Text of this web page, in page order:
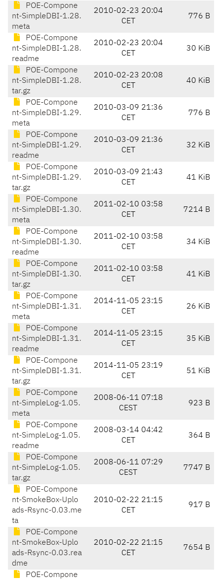
POE-Compone
nt-SimpleDBI-1.28.
meta
2010-02-23 20:04
CET
776 B
POE-Compone
nt-SimpleDBI-1.28.
readme
2010-02-23 20:04
CET
30 KiB
POE-Compone
nt-SimpleDBI-1.28.
tar.gz
2010-02-23 20:08
CET
40 KiB
POE-Compone
nt-SimpleDBI-1.29.
meta
2010-03-09 21:36
CET
776 B
POE-Compone
nt-SimpleDBI-1.29.
readme
2010-03-09 21:36
CET
32 KiB
POE-Compone
nt-SimpleDBI-1.29.
tar.gz
2010-03-09 21:43
CET
41 KiB
POE-Compone
nt-SimpleDBI-1.30.
meta
2011-02-10 03:58
CET
7214 B
POE-Compone
nt-SimpleDBI-1.30.
readme
2011-02-10 03:58
CET
34 KiB
POE-Compone
nt-SimpleDBI-1.30.
tar.gz
2011-02-10 03:58
CET
41 KiB
POE-Compone
nt-SimpleDBI-1.31.
meta
2014-11-05 23:15
CET
26 KiB
POE-Compone
nt-SimpleDBI-1.31.
readme
2014-11-05 23:15
CET
35 KiB
POE-Compone
nt-SimpleDBI-1.31.
tar.gz
2014-11-05 23:19
CET
51 KiB
POE-Compone
nt-SimpleLog-1.05.
meta
2008-06-11 07:18
CEST
923 B
POE-Compone
nt-SimpleLog-1.05.
readme
2008-03-14 04:42
CET
364 B
POE-Compone
nt-SimpleLog-1.05.
tar.gz
2008-06-11 07:29
CEST
7747 B
POE-Compone
nt-SmokeBox-Uplo
ads-Rsync-0.03.me
ta
2010-02-22 21:15
CET
917 B
POE-Compone
nt-SmokeBox-Uplo
ads-Rsync-0.03.rea
dme
2010-02-22 21:15
CET
7654 B
POE-Compone